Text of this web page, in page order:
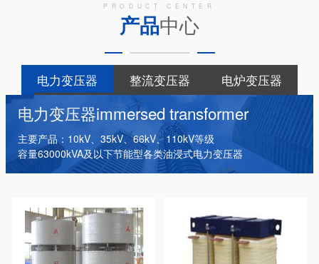
PRODUCT CENTER
产品中心
电力变压器 整流变压器
电炉变压器
干式变压器
电抗器 箱式变电站
电力变压器immersed transformer
主要产品：10kV、35kV、66kV、110kV等级
容量63000kVA及以下节能型各类油浸式电力变压器